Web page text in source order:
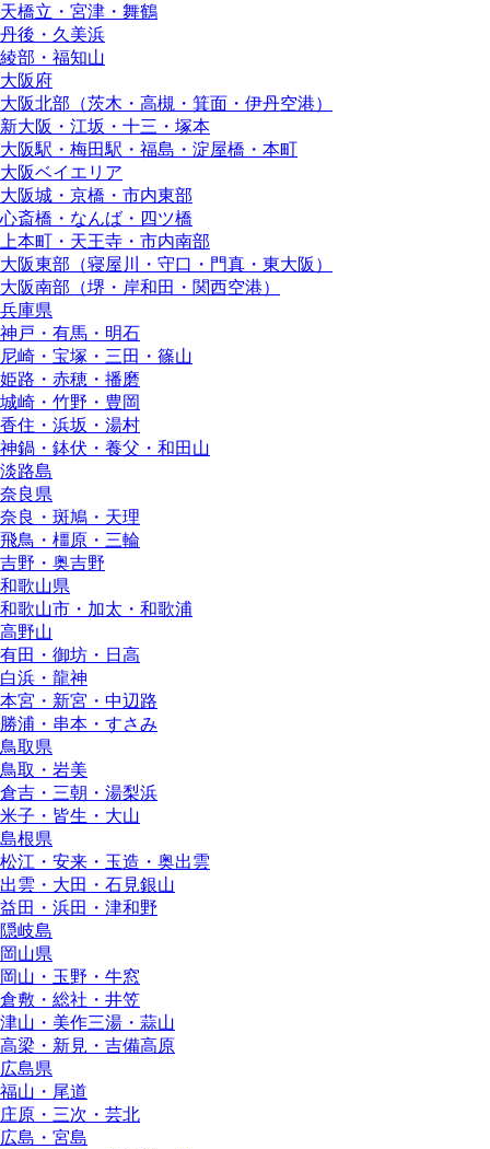
天橋立・宮津・舞鶴
丹後・久美浜
綾部・福知山
大阪府
大阪北部（茨木・高槻・箕面・伊丹空港）
新大阪・江坂・十三・塚本
大阪駅・梅田駅・福島・淀屋橋・本町
大阪ベイエリア
大阪城・京橋・市内東部
心斎橋・なんば・四ツ橋
上本町・天王寺・市内南部
大阪東部（寝屋川・守口・門真・東大阪）
大阪南部（堺・岸和田・関西空港）
兵庫県
神戸・有馬・明石
尼崎・宝塚・三田・篠山
姫路・赤穂・播磨
城崎・竹野・豊岡
香住・浜坂・湯村
神鍋・鉢伏・養父・和田山
淡路島
奈良県
奈良・斑鳩・天理
飛鳥・橿原・三輪
吉野・奥吉野
和歌山県
和歌山市・加太・和歌浦
高野山
有田・御坊・日高
白浜・龍神
本宮・新宮・中辺路
勝浦・串本・すさみ
鳥取県
鳥取・岩美
倉吉・三朝・湯梨浜
米子・皆生・大山
島根県
松江・安来・玉造・奥出雲
出雲・大田・石見銀山
益田・浜田・津和野
隠岐島
岡山県
岡山・玉野・牛窓
倉敷・総社・井笠
津山・美作三湯・蒜山
高梁・新見・吉備高原
広島県
福山・尾道
庄原・三次・芸北
広島・宮島